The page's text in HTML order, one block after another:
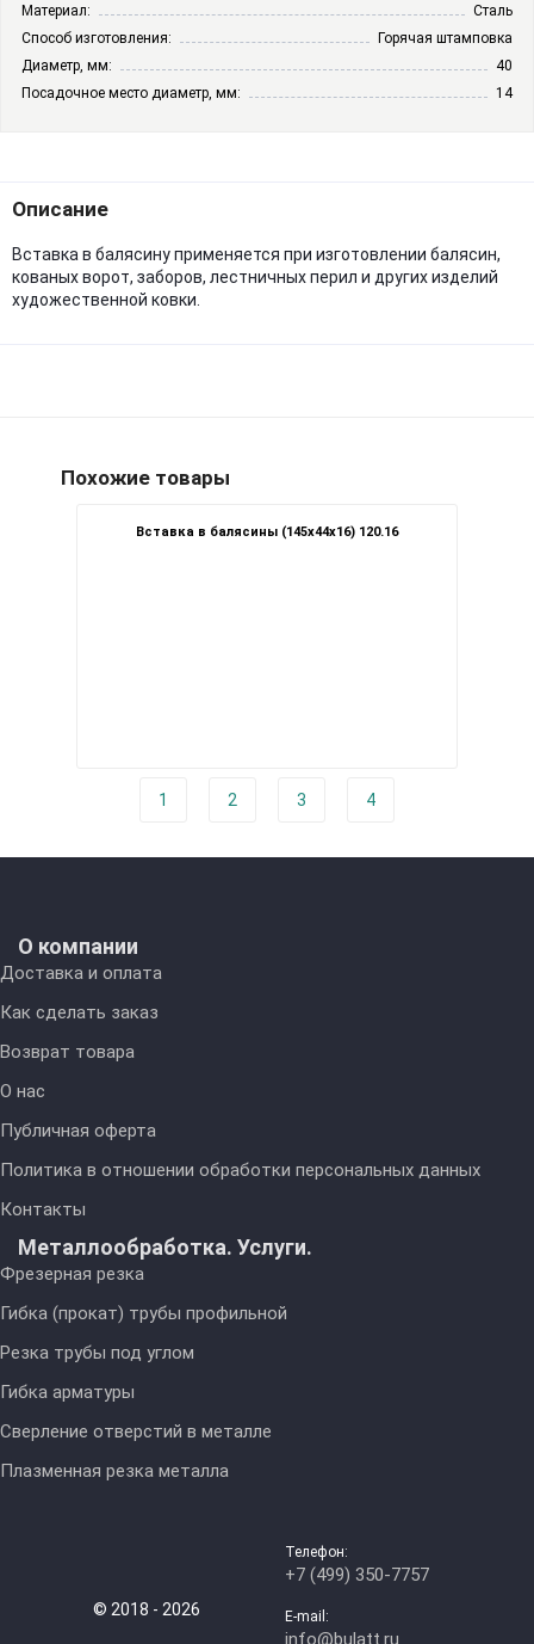
Материал:
Сталь
Способ изготовления:
Горячая штамповка
Диаметр, мм:
40
Посадочное место диаметр, мм:
14
Описание
Вставка в балясину применяется при изготовлении балясин,
кованых ворот, заборов, лестничных перил и других изделий
художественной ковки.
Похожие товары
Вставка в балясины (145х44х16) 120.16
1 2 3 4
О компании
Доставка и оплата
Как сделать заказ
Возврат товара
О нас
Публичная оферта
Политика в отношении обработки персональных данных
Контакты
Металлообработка. Услуги.
Фрезерная резка
Гибка (прокат) трубы профильной
Резка трубы под углом
Гибка арматуры
Сверление отверстий в металле
Плазменная резка металла
© 2018 - 2026
Телефон:
+7 (499) 350-7757
E-mail: